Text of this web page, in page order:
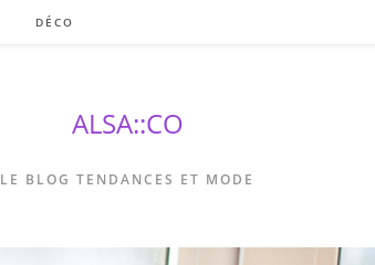
DÉCO
ALSA::CO
LE BLOG TENDANCES ET MODE